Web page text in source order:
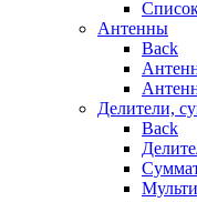
Антенны
Back
Делители,
Back